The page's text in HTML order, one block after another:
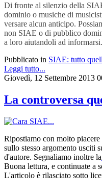
Di fronte al silenzio della
dominio o musiche di
versare alcun anticipo.
non SIAE o di pubblico
a loro aiutandoli ad informarsi.
Pubblicato in SIAE: tutto
Leggi tutto...
Giovedì, 12 Settembre 2013
La controversa
Ripostiamo con molto
sullo stesso argomento usciti
d'autore. Segnaliamo inoltre la
Buona lettura, e continuate a
L'articolo è rilasciato sotto